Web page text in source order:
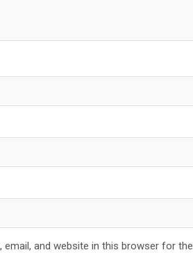
email, and website in this browser for